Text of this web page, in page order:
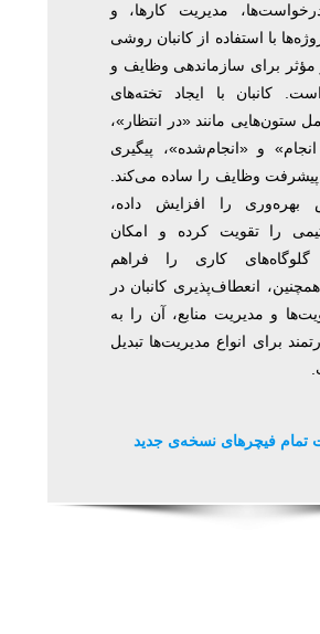
مدیریت کارها، و
با استفاده از کانبان روشی
برای سازماندهی وظایف و
است. کانبان با ایجاد تخته‌های
ستون‌هایی مانند «در انتظار»،
و «انجام‌شده»، پیگیری
وظایف را ساده می‌کند.
را افزایش داده،
را تقویت کرده و امکان
گلوگاه‌های کاری را فراهم
انعطاف‌پذیری کانبان در
و مدیریت منابع، آن را به
برای انواع مدیریت‌ها تبدیل
تمام فیچرهای نسخه‌ی جدید